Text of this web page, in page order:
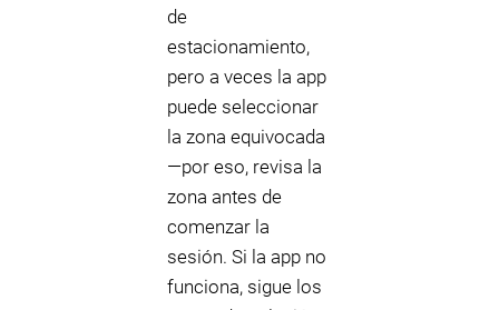
de
estacionamiento,
pero a veces la app
puede seleccionar
la zona equivocada
—por eso, revisa la
zona antes de
comenzar la
sesión. Si la app no
funciona, sigue los